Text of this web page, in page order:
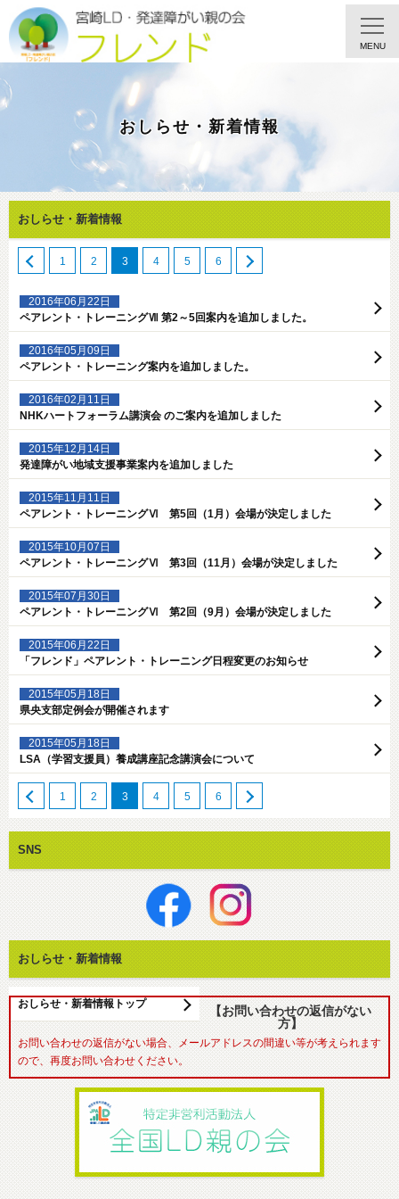
おしらせ・新着情報
おしらせ・新着情報
1 2 3 4 5 6
2016年06月22日
ペアレント・トレーニングⅦ 第2～5回案内を追加しました。
2016年05月09日
ペアレント・トレーニング案内を追加しました。
2016年02月11日
NHKハートフォーラム講演会 のご案内を追加しました
2015年12月14日
発達障がい地域支援事業案内を追加しました
2015年11月11日
ペアレント・トレーニングⅥ 第5回（1月）会場が決定しました
2015年10月07日
ペアレント・トレーニングⅥ 第3回（11月）会場が決定しました
2015年07月30日
ペアレント・トレーニングⅥ 第2回（9月）会場が決定しました
2015年06月22日
「フレンド」ペアレント・トレーニング日程変更のお知らせ
2015年05月18日
県央支部定例会が開催されます
2015年05月18日
LSA（学習支援員）養成講座記念講演会について
1 2 3 4 5 6
SNS
おしらせ・新着情報
おしらせ・新着情報トップ
【お問い合わせの返信がない
方】
お問い合わせの返信がない場合、メールアドレスの間違い等が考えられます
ので、再度お問い合わせください。
MENU